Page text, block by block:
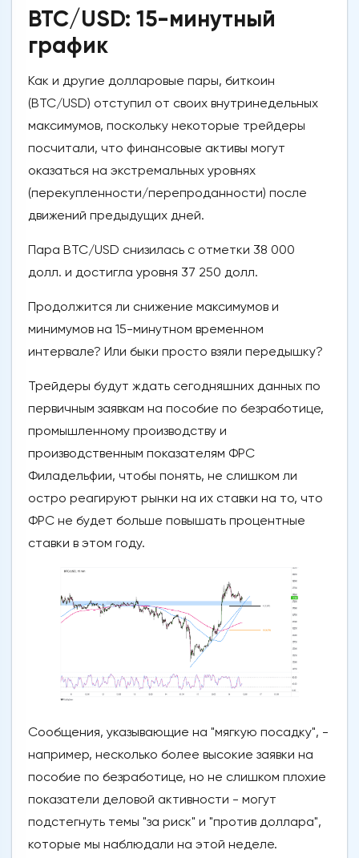
BTC/USD: 15-минутный
график
Как и другие долларовые пары, биткоин
(BTC/USD) отступил от своих внутринедельных
максимумов, поскольку некоторые трейдеры
посчитали, что финансовые активы могут
оказаться на экстремальных уровнях
(перекупленности/перепроданности) после
движений предыдущих дней.
Пара BTC/USD снизилась с отметки 38 000
долл. и достигла уровня 37 250 долл.
Продолжится ли снижение максимумов и
минимумов на 15-минутном временном
интервале? Или быки просто взяли передышку?
Трейдеры будут ждать сегодняшних данных по
первичным заявкам на пособие по безработице,
промышленному производству и
производственным показателям ФРС
Филадельфии, чтобы понять, не слишком ли
остро реагируют рынки на их ставки на то, что
ФРС не будет больше повышать процентные
ставки в этом году.
Сообщения, указывающие на "мягкую посадку", -
например, несколько более высокие заявки на
пособие по безработице, но не слишком плохие
показатели деловой активности - могут
подстегнуть темы "за риск" и "против доллара",
которые мы наблюдали на этой неделе.